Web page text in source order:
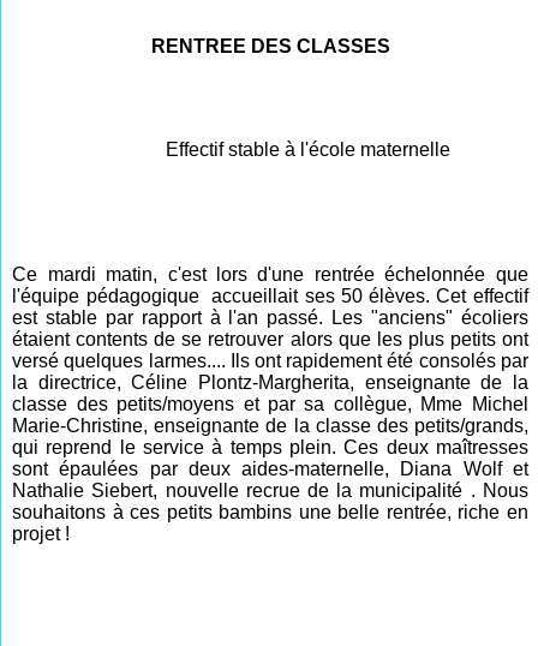
RENTREE DES CLASSES
Effectif stable à l'école maternelle
Ce mardi matin, c'est lors d'une rentrée échelonnée que
l'équipe pédagogique accueillait ses 50 élèves. Cet effectif
est stable par rapport à l'an passé. Les "anciens" écoliers
étaient contents de se retrouver alors que les plus petits ont
versé quelques larmes.... Ils ont rapidement été consolés par
la directrice, Céline Plontz-Margherita, enseignante de la
classe des petits/moyens et par sa collègue, Mme Michel
Marie-Christine, enseignante de la classe des petits/grands,
qui reprend le service à temps plein. Ces deux maîtresses
sont épaulées par deux aides-maternelle, Diana Wolf et
Nathalie Siebert, nouvelle recrue de la municipalité . Nous
souhaitons à ces petits bambins une belle rentrée, riche en
projet !